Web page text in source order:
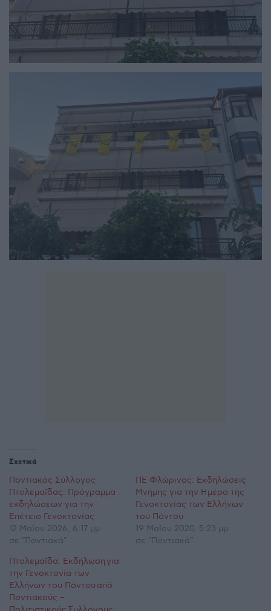
Σχετικά
Ποντιακός Σύλλογος
Πτολεμαΐδας: Πρόγραμμα
εκδηλώσεων για την
Επέτειο Γενοκτονίας
12 Μαΐου 2026, 6:17 μμ
σε "Ποντιακά"
ΠΕ Φλώρινας: Εκδηλώσεις
Μνήμης για την Ημέρα της
Γενοκτονίας των Ελλήνων
του Πόντου
19 Μαΐου 2020, 5:23 μμ
σε "Ποντιακά"
Πτολεμαΐδα: Εκδήλωση για
την Γενοκτονία των
Ελλήνων του Πόντου από
Ποντιακούς –